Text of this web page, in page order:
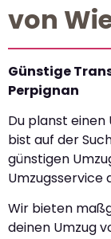
von
Günstige
Perpignan
Du planst einen
bist auf der
günstigen
Umzugsservice
Wir bieten
deinen Umzug